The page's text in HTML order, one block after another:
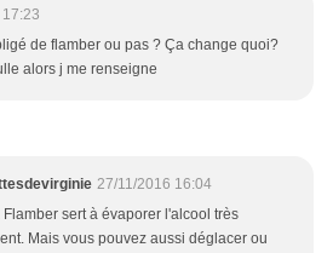
de flamber ou pas ? Ça change quoi?
alors j me renseigne
27/11/2016 16:04
Flamber sert à évaporer l'alcool très
Mais vous pouvez aussi déglacer ou